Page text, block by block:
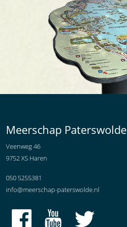
Meerschap Paterswolde
Veenweg 46
9752 XS Haren
050 5255381
info@meerschap-paterswolde.nl